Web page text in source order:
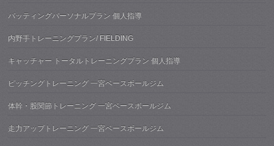
バッティングパーソナルプラン 個人指導
内野手トレーニングプラン/ FIELDING
キャッチャー トータルトレーニングプラン 個人指導
ピッチングトレーニング 一宮ベースボールジム
体幹・股関節トレーニング 一宮ベースボールジム
走力アップトレーニング 一宮ベースボールジム